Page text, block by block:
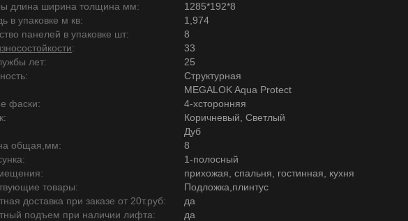
длина ширина толщина мм:
1285*192*8
в упаковке м кв:
1,974
панелей в упаковке шт:
8
:
33
лет:
25
Структурная
MEGALOK Aqua Protect
фаски:
4-хсторонняя
Коричневый, Светлый
Дуб
общая,мм:
8
1-полосный
прихожая, спальня, гостинная, кухня
товары:
Подложка,плинтус
доставка при заказе от 20т.руб:
да
подъем при наличии лифта:
да